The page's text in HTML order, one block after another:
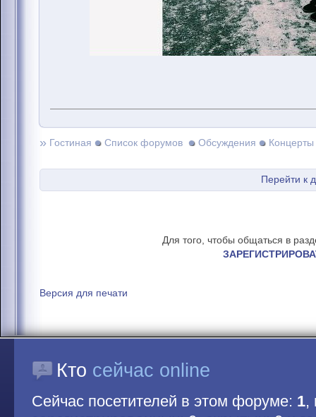
» Гостиная Список форумов Обсуждения Концерты
Перейти к
Для того, чтобы общаться в
Версия для печати
Кто сейчас online
Сейчас посетителей в этом форуме: 1,